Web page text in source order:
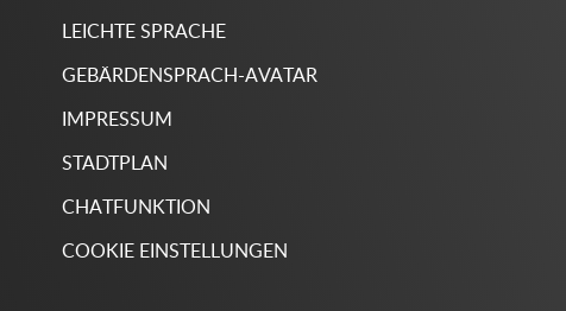
LEICHTE SPRACHE
GEBÄRDENSPRACH-AVATAR
IMPRESSUM
STADTPLAN
CHATFUNKTION
COOKIE EINSTELLUNGEN